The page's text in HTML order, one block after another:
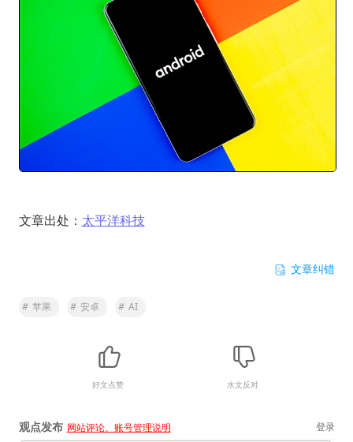
文章出处： 太平洋科技
文章纠错
# 苹果 # 安卓 # AI
好文点赞 水文反对
观点发布 网站评论、账号管理说明 登录